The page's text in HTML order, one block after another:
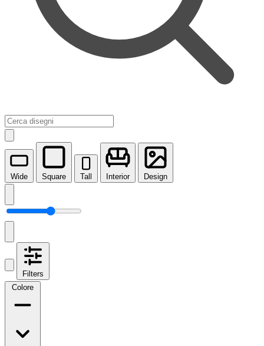
Wide Square Tall Interior Design
Filters
Colore